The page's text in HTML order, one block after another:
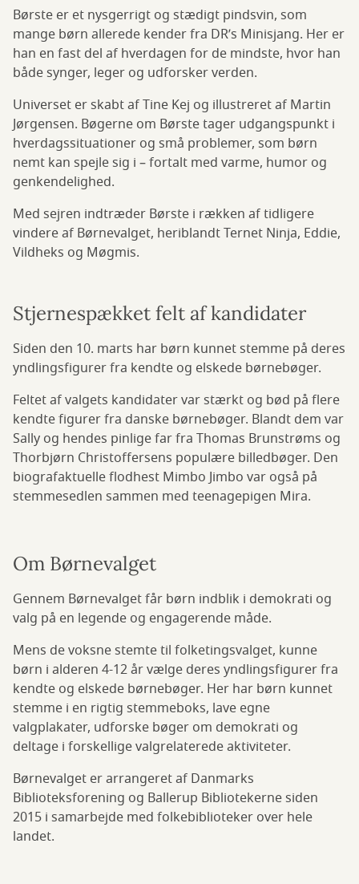
Børste er et nysgerrigt og stædigt pindsvin, som
mange børn allerede kender fra DR’s Minisjang. Her er
han en fast del af hverdagen for de mindste, hvor han
både synger, leger og udforsker verden.
Universet er skabt af Tine Kej og illustreret af Martin
Jørgensen. Bøgerne om Børste tager udgangspunkt i
hverdagssituationer og små problemer, som børn
nemt kan spejle sig i – fortalt med varme, humor og
genkendelighed.
Med sejren indtræder Børste i rækken af tidligere
vindere af Børnevalget, heriblandt Ternet Ninja, Eddie,
Vildheks og Møgmis.
Stjernespækket felt af kandidater
Siden den 10. marts har børn kunnet stemme på deres
yndlingsfigurer fra kendte og elskede børnebøger.
Feltet af valgets kandidater var stærkt og bød på flere
kendte figurer fra danske børnebøger. Blandt dem var
Sally og hendes pinlige far fra Thomas Brunstrøms og
Thorbjørn Christoffersens populære billedbøger. Den
biografaktuelle flodhest Mimbo Jimbo var også på
stemmesedlen sammen med teenagepigen Mira.
Om Børnevalget
Gennem Børnevalget får børn indblik i demokrati og
valg på en legende og engagerende måde.
Mens de voksne stemte til folketingsvalget, kunne
børn i alderen 4-12 år vælge deres yndlingsfigurer fra
kendte og elskede børnebøger. Her har børn kunnet
stemme i en rigtig stemmeboks, lave egne
valgplakater, udforske bøger om demokrati og
deltage i forskellige valgrelaterede aktiviteter.
Børnevalget er arrangeret af Danmarks
Biblioteksforening og Ballerup Bibliotekerne siden
2015 i samarbejde med folkebiblioteker over hele
landet.